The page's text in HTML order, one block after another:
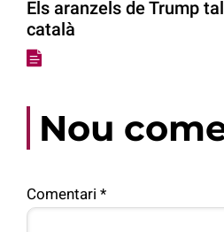
Els aranzels de Trump
català
Nou
Comentari *